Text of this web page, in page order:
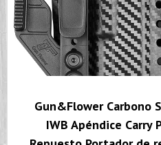
Gun&Flower Carbono
IWB Apéndice Carry